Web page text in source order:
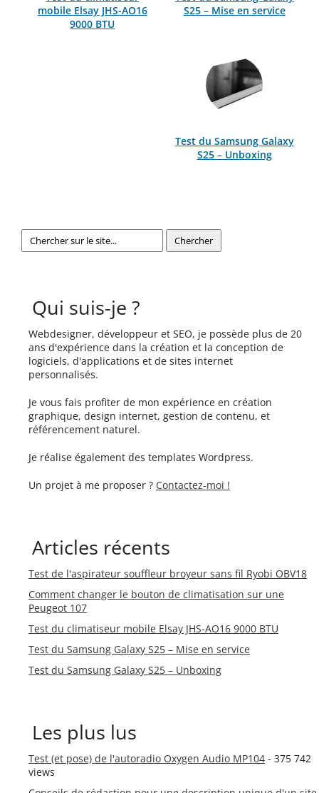
mobile Elsay JHS-AO16
9000 BTU
S25 – Mise en service
Test du Samsung Galaxy
S25 – Unboxing
Qui suis-je ?
Webdesigner, développeur et SEO, je possède plus de 20
ans d'expérience dans la création et la conception de
logiciels, d'applications et de sites internet
personnalisés.
Je vous fais profiter de mon expérience en création
graphique, design internet, gestion de contenu, et
référencement naturel.
Je réalise également des templates Wordpress.
Un projet à me proposer ? Contactez-moi !
Articles récents
Test de l'aspirateur souffleur broyeur sans fil Ryobi OBV18
Comment changer le bouton de climatisation sur une
Peugeot 107
Test du climatiseur mobile Elsay JHS-AO16 9000 BTU
Test du Samsung Galaxy S25 – Mise en service
Test du Samsung Galaxy S25 – Unboxing
Les plus lus
Test (et pose) de l'autoradio Oxygen Audio MP104 - 375 742
views